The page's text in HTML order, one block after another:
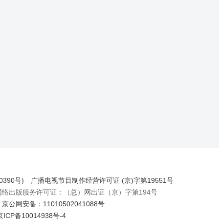
号)
广播电视节目制作经营许可证 (京)字第19551号
版服务许可证：（总）网出证（京）字第194号
京公网安备：11010502041088号
ICP备10014938号-4